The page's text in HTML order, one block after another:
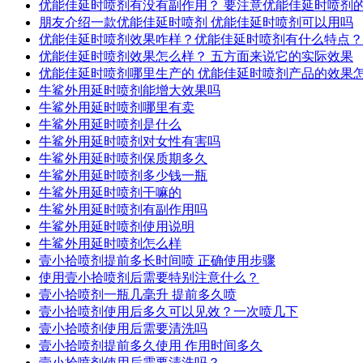
优能佳延时喷剂有没有副作用？ 要注意优能佳延时喷剂
朋友介绍一款优能佳延时喷剂 优能佳延时喷剂可以用吗
优能佳延时喷剂效果咋样？优能佳延时喷剂有什么特点？
优能佳延时喷剂效果怎么样？ 五方面来说它的实际效果
优能佳延时喷剂哪里生产的 优能佳延时喷剂产品的效果
牛鲨外用延时喷剂能增大效果吗
牛鲨外用延时喷剂哪里有卖
牛鲨外用延时喷剂是什么
牛鲨外用延时喷剂对女性有害吗
牛鲨外用延时喷剂保质期多久
牛鲨外用延时喷剂多少钱一瓶
牛鲨外用延时喷剂干嘛的
牛鲨外用延时喷剂有副作用吗
牛鲨外用延时喷剂使用说明
牛鲨外用延时喷剂怎么样
壹小拾喷剂提前多长时间喷 正确使用步骤
使用壹小拾喷剂后需要特别注意什么？
壹小拾喷剂一瓶几毫升 提前多久喷
壹小拾喷剂使用后多久可以见效？一次喷几下
壹小拾喷剂使用后需要清洗吗
壹小拾喷剂提前多久使用 作用时间多久